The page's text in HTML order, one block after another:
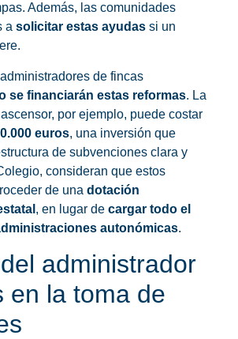
Además, las comunidades
a solicitar estas ayudas si un
de fincas
se financiarán estas reformas. La
por ejemplo, puede costar
euros, una inversión que
de subvenciones clara y
consideran que estos
de una dotación
, en lugar de cargar todo el
autonómicas.
administrador
en la toma de